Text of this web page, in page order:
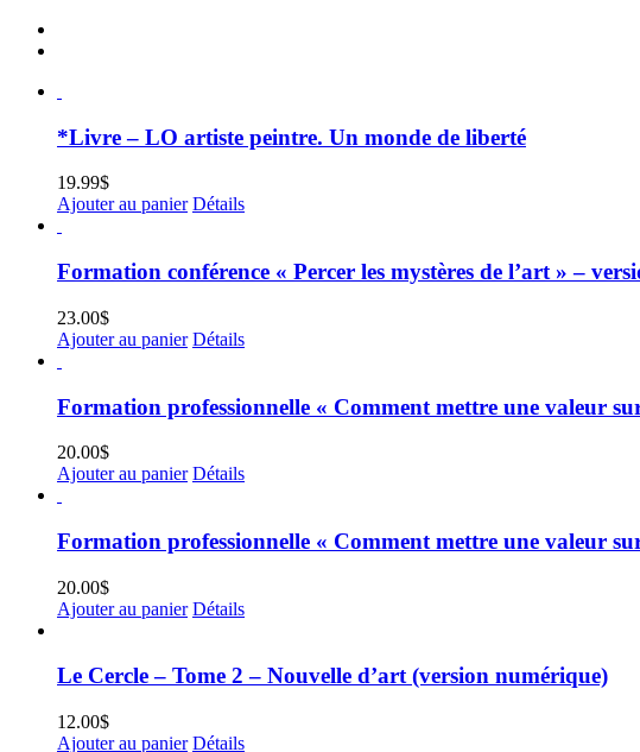
*Livre – LO artiste peintre. Un monde de liberté
19.99$
Ajouter au panier Détails
Formation conférence « Percer les mystères de l’art » –
23.00$
Ajouter au panier Détails
Formation professionnelle « Comment mettre une valeur
20.00$
Ajouter au panier Détails
Formation professionnelle « Comment mettre une valeur
20.00$
Ajouter au panier Détails
Le Cercle – Tome 2 – Nouvelle d’art (version numérique)
12.00$
Ajouter au panier Détails